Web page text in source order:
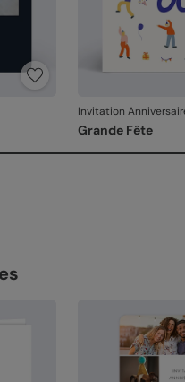
Invitation
Grande Fête